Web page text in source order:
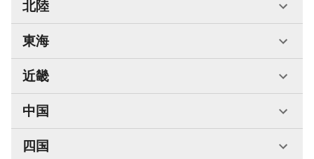
北陸
東海
近畿
中国
四国